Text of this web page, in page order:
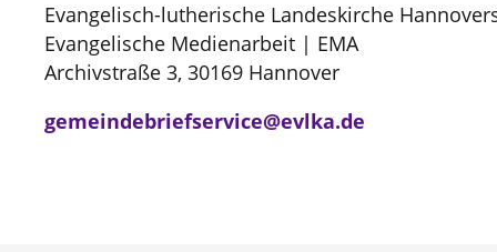
Evangelisch-lutherische Landeskirche
Evangelische Medienarbeit | EMA
Archivstraße 3, 30169 Hannover
gemeindebriefservice@evlka.de